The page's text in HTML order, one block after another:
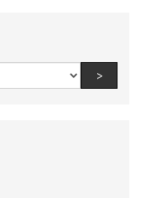
All
teams
>Find